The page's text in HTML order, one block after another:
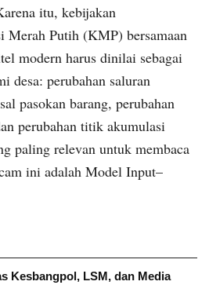
itu, kebijakan
Merah Putih (KMP) bersamaan
modern harus dinilai sebagai
desa: perubahan saluran
pasokan barang, perubahan
perubahan titik akumulasi
paling relevan untuk membaca
ini adalah Model Input–
Kesbangpol, LSM, dan Media